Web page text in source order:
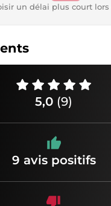
un délai plus court
5,0 (9)
9 avis positifs